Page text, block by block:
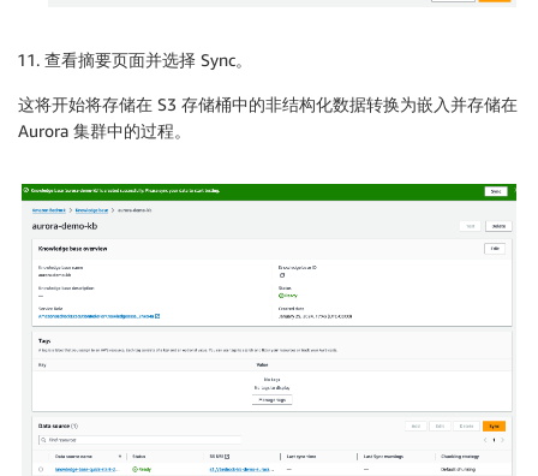
查看摘要页面并选择 Sync。
这将开始将存储在 S3 存储桶中的非结构化数据转换为嵌入并存储在
Aurora 集群中的过程。